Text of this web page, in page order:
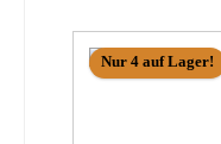
Nur 4 auf Lager!